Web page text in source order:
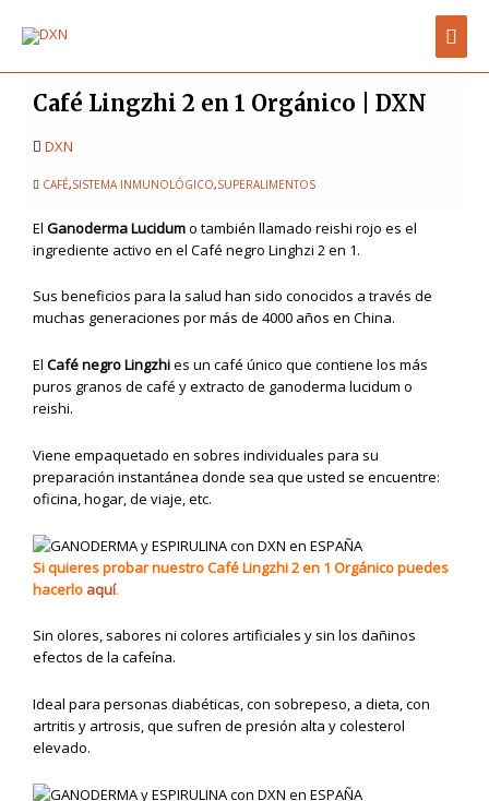
Café Lingzhi 2 en 1 Orgánico | DXN
DXN
CAFÉ,SISTEMA INMUNOLÓGICO,SUPERALIMENTOS
ElGanoderma Lucidumo también llamado reishi rojo es el
ingrediente activo en el Café negro Linghzi 2 en 1.
Sus beneficios para la salud han sido conocidos a través de
muchas generaciones por más de 4000 años en China.
ElCafé negro Lingzhies un café único que contiene los más
puros granos de café y extracto de ganoderma lucidum o
reishi.
Viene empaquetado en sobres individuales para su
preparación instantánea donde sea que usted se encuentre:
oficina, hogar, de viaje, etc.
Si quieres probar nuestro Café Lingzhi 2 en 1 Orgánico puedes
hacerlo aquí.
Sin olores, sabores ni colores artificiales y sin los dañinos
efectos de la cafeína.
Ideal para personas diabéticas, con sobrepeso, a dieta, con
artritis y artrosis, que sufren de presión alta y colesterol
elevado.